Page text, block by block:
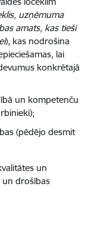
uzņēmuma
amats, kas tieši
), kas nodrošina
lai
konkrētajā
un kompetenču
(pēdējo desmit
un
drošības